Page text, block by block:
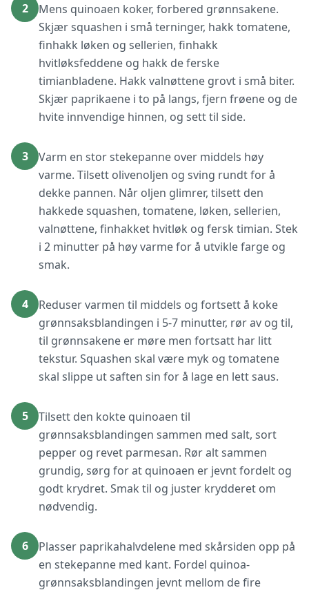
2
Mens quinoaen koker, forbered grønnsakene.
Skjær squashen i små terninger, hakk tomatene,
finhakk løken og sellerien, finhakk
hvitløksfeddene og hakk de ferske
timianbladene. Hakk valnøttene grovt i små biter.
Skjær paprikaene i to på langs, fjern frøene og de
hvite innvendige hinnen, og sett til side.
3
Varm en stor stekepanne over middels høy
varme. Tilsett olivenoljen og sving rundt for å
dekke pannen. Når oljen glimrer, tilsett den
hakkede squashen, tomatene, løken, sellerien,
valnøttene, finhakket hvitløk og fersk timian. Stek
i 2 minutter på høy varme for å utvikle farge og
smak.
4
Reduser varmen til middels og fortsett å koke
grønnsaksblandingen i 5-7 minutter, rør av og til,
til grønnsakene er møre men fortsatt har litt
tekstur. Squashen skal være myk og tomatene
skal slippe ut saften sin for å lage en lett saus.
5
Tilsett den kokte quinoaen til
grønnsaksblandingen sammen med salt, sort
pepper og revet parmesan. Rør alt sammen
grundig, sørg for at quinoaen er jevnt fordelt og
godt krydret. Smak til og juster krydderet om
nødvendig.
6
Plasser paprikahalvdelene med skårsiden opp på
en stekepanne med kant. Fordel quinoa-
grønnsaksblandingen jevnt mellom de fire